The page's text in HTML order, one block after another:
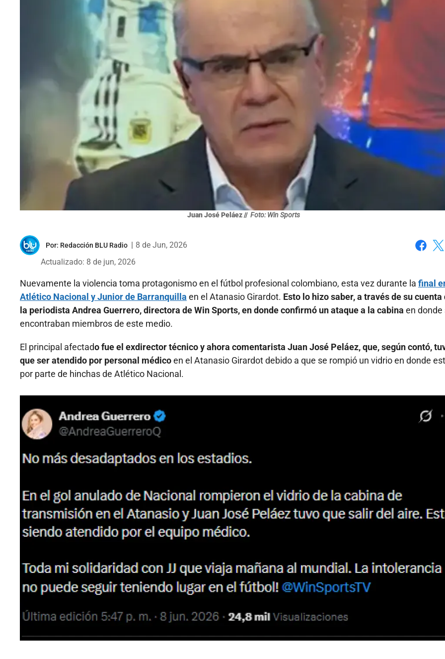
Juan José Peláez // Foto: Win Sports
Por: Redacción BLU Radio
8 de Jun, 2026
Actualizado: 8 de jun, 2026
Nuevamente la violencia toma protagonismo en el fútbol profesional colombiano, esta vez durante la final
Atlético Nacional y Junior de Barranquilla en el Atanasio Girardot. Esto lo hizo saber, a través de su cuenta
la periodista Andrea Guerrero, directora de Win Sports, en donde confirmó un ataque a la cabina en donde
encontraban miembros de este medio.
El principal afectado fue el exdirector técnico y ahora comentarista Juan José Peláez, que, según contó,
que ser atendido por personal médicoen el Atanasio Girardot debido a que se rompió un vidrio en donde
por parte de hinchas de Atlético Nacional.